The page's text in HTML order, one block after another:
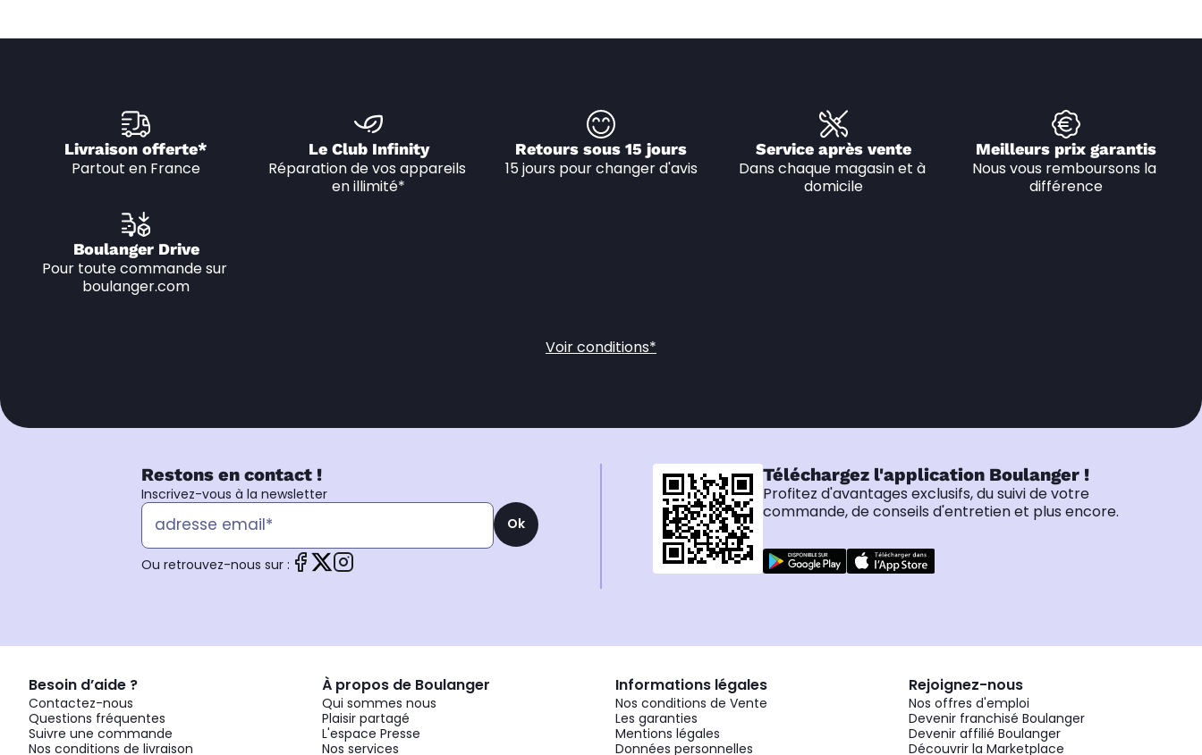
Livraison offerte*
Partout en France
Le Club Infinity
Réparation de vos appareils
en illimité*
Retours sous 15 jours
15 jours pour changer d'avis
Service après vente
Dans chaque magasin et à
domicile
Meilleurs prix garantis
Nous vous remboursons la
différence
Boulanger Drive
Pour toute commande sur
boulanger.com
Voir conditions*
Restons en contact !
Inscrivez-vous à la newsletter
Ok
Ou retrouvez-nous sur :
Téléchargez l'application Boulanger !
Profitez d'avantages exclusifs, du suivi de votre
commande, de conseils d'entretien et plus encore.
Besoin d’aide ?
Contactez-nous
Questions fréquentes
Suivre une commande
Nos conditions de livraison
À propos de Boulanger
Qui sommes nous
Plaisir partagé
L'espace Presse
Nos services
Informations légales
Nos conditions de Vente
Les garanties
Mentions légales
Données personnelles
Rejoignez-nous
Nos offres d'emploi
Devenir franchisé Boulanger
Devenir affilié Boulanger
Découvrir la Marketplace